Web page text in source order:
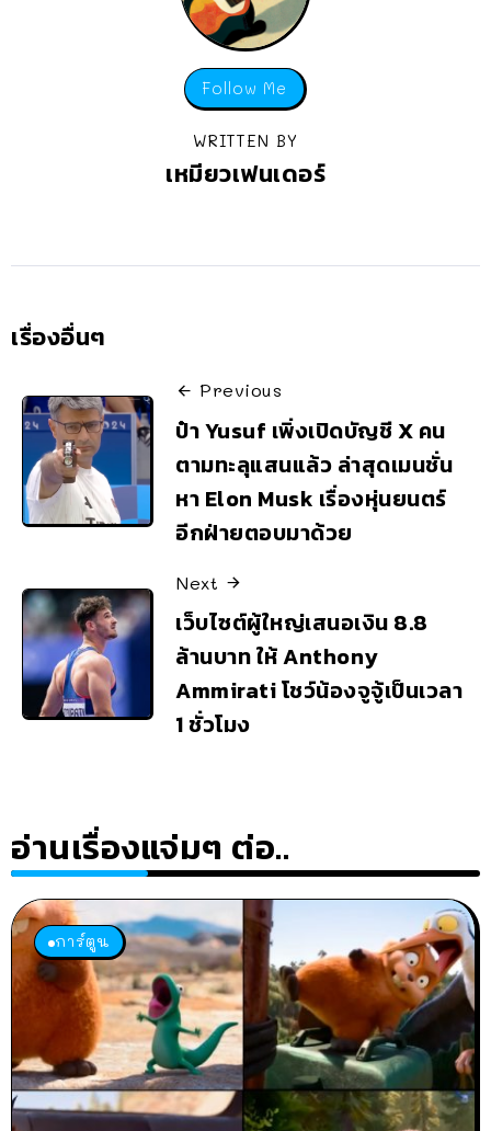
Follow Me
WRITTEN BY
เหมียวเฟนเดอร์
เรื่องอื่นๆ
Previous
ป๋า Yusuf เพิ่งเปิดบัญชี X คน
ตามทะลุแสนแล้ว ล่าสุดเมนชั่น
หา Elon Musk เรื่องหุ่นยนตร์
อีกฝ่ายตอบมาด้วย
Next
เว็บไซต์ผู้ใหญ่เสนอเงิน 8.8
ล้านบาท ให้ Anthony
Ammirati โชว์น้องจูจู้เป็นเวลา
1 ชั่วโมง
อ่านเรื่องแจ่มๆ ต่อ..
การ์ตูน